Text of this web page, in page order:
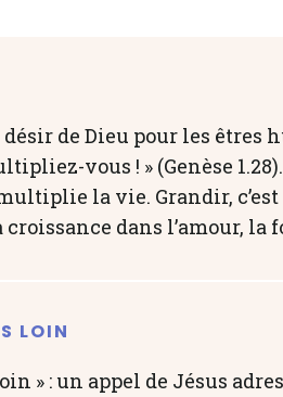
désir de Dieu pour les
vous ! » (Genèse
la vie. Grandir,
dans l’amour, la
LOIN
» : un appel de Jésus